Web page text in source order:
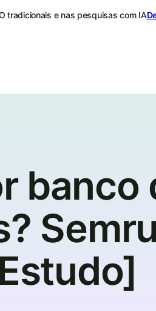
tradicionais e nas pesquisas com IA
banco